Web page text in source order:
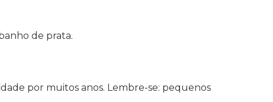
de prata.
por muitos anos. Lembre-se: pequenos